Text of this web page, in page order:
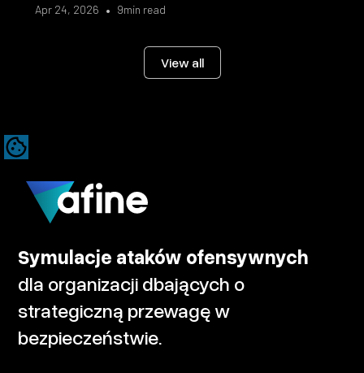
Apr 24, 2026 • 9min read
View all
Symulacje ataków ofensywnych
dla organizacji dbających o
strategiczną przewagę w
bezpieczeństwie.